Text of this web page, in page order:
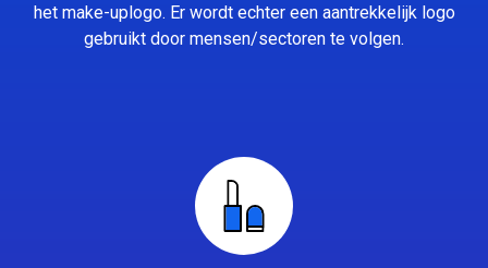
het make-uplogo. Er wordt echter een aantrekkelijk logo
gebruikt door mensen/sectoren te volgen.